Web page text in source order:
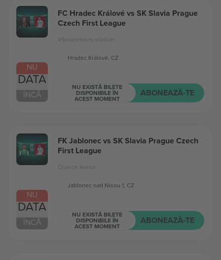
NU
DATA
ÎNCĂ
FC Hradec Králové vs SK Slavia Prague
Czech First League
Všesportovní stadion
Hradec Králové, CZ
NU EXISTĂ BILETE
DISPONIBILE ÎN
ACEST MOMENT
ABONEAZĂ-TE
NU
DATA
ÎNCĂ
FK Jablonec vs SK Slavia Prague Czech
First League
Chance Arena
Jablonec nad Nisou 1, CZ
NU EXISTĂ BILETE
DISPONIBILE ÎN
ACEST MOMENT
ABONEAZĂ-TE